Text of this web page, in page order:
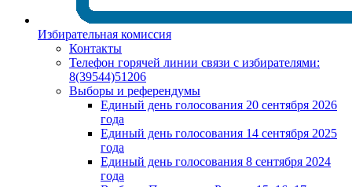
Избирательная комиссия
Контакты
Телефон горячей линии связи с избирателями:
8(39544)51206
Выборы и референдумы
Единый день голосования 20 сентября 2026
года
Единый день голосования 14 сентября 2025
года
Единый день голосования 8 сентября 2024
года